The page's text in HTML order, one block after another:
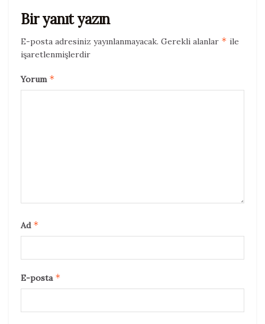
A. Koçluk Süreci
bireylerin hedeflerini, değerlerini ve
Bir yanıt yazın
E-posta adresiniz yayınlanmayacak. Gerekli alanlar * ile
işaretlenmişlerdir
Yorum *
Ad *
E-posta *